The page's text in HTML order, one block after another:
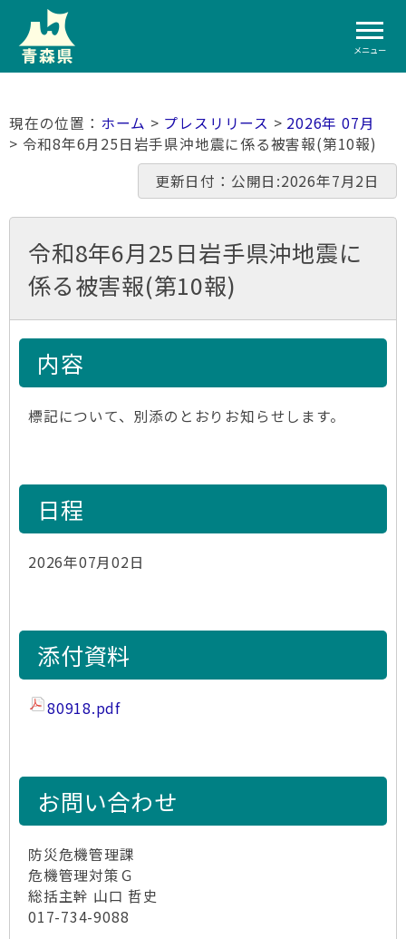
メニュー
ホーム > プレスリリース > 2026年 07月
> 令和8年6月25日岩手県沖地震に係る被害報(第10報)
更新日付：公開日:2026年7月2日
令和8年6月25日岩手県沖地震に
係る被害報(第10報)
内容
標記について、別添のとおりお知らせします。
日程
2026年07月02日
添付資料
80918.pdf
お問い合わせ
防災危機管理課
危機管理対策Ｇ
総括主幹 山口 哲史
017-734-9088